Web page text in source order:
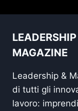
MAGAZINE
Leadership &
di tutti gli
lavoro: